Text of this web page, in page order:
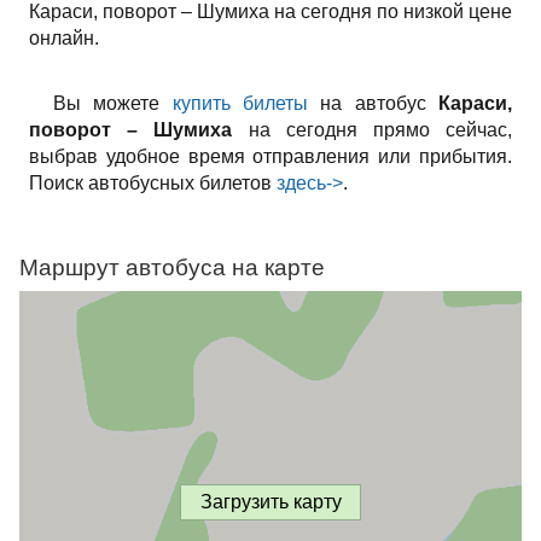
Караси, поворот – Шумиха на сегодня по низкой цене
онлайн.
Вы можете купить билеты на автобус
Караси,
поворот – Шумиха на сегодня прямо сейчас,
выбрав удобное время отправления или прибытия.
Поиск автобусных билетов здесь->.
Маршрут автобуса на карте
Загрузить карту